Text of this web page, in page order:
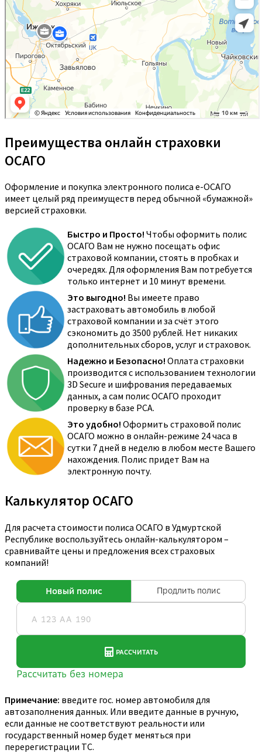
Преимущества онлайн страховки
ОСАГО
Оформление и покупка электронного полиса е-ОСАГО
имеет целый ряд преимуществ перед обычной «бумажной»
версией страховки.
Быстро и Просто! Чтобы оформить полис
ОСАГО Вам не нужно посещать офис
страховой компании, стоять в пробках и
очередях. Для оформления Вам потребуется
только интернет и 10 минут времени.
Это выгодно! Вы имеете право
застраховать автомобиль в любой
страховой компании и за счёт этого
сэкономить до 3500 рублей. Нет никаких
дополнительных сборов, услуг и страховок.
Надежно и Безопасно! Оплата страховки
производится с использованием технологии
3D Secure и шифрования передаваемых
данных, а сам полис ОСАГО проходит
проверку в базе РСА.
Это удобно! Оформить страховой полис
ОСАГО можно в онлайн-режиме 24 часа в
сутки 7 дней в неделю в любом месте Вашего
нахождения. Полис придет Вам на
электронную почту.
Калькулятор ОСАГО
Для расчета стоимости полиса ОСАГО в Удмуртской
Республике воспользуйтесь онлайн-калькулятором –
сравнивайте цены и предложения всех страховых
компаний!
Примечание: введите гос. номер автомобиля для
автозаполнения данных. Или введите данные в ручную,
если данные не соответствуют реальности или
государственный номер будет меняться при
перерегистрации ТС.